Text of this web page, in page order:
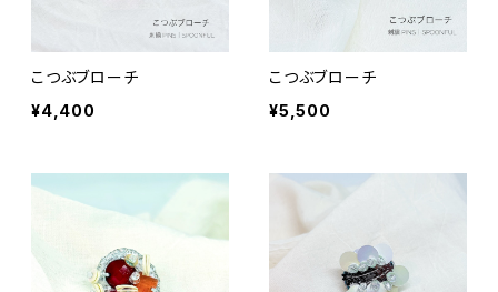
こつぶブローチ
¥4,400
こつぶブローチ
¥5,500